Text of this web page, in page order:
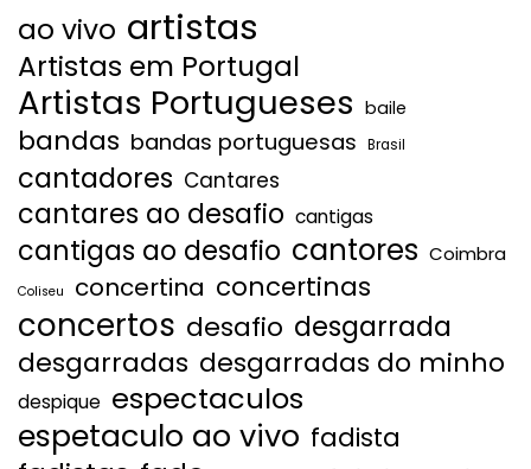
ao vivo artistas
Artistas em Portugal
Artistas Portugueses baile
bandas bandas portuguesas Brasil
cantadores Cantares
cantares ao desafio cantigas
cantigas ao desafio cantores Coimbra
Coliseu concertina concertinas
concertos desafio desgarrada
desgarradas desgarradas do minho
despique espectaculos
espetaculo ao vivo fadista